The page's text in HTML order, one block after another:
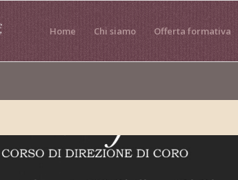
Home Chi siamo Offerta formativa